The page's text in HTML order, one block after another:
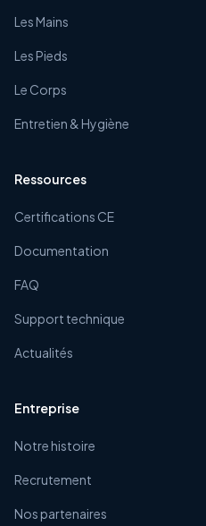
Les Mains
Les Pieds
Le Corps
Entretien & Hygiène
Ressources
Certifications CE
Documentation
FAQ
Support technique
Actualités
Entreprise
Notre histoire
Recrutement
Nos partenaires